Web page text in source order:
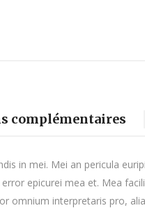
complémentaires
in mei. Mei an pericula
epicurei mea et. Mea
omnium interpretaris pro,